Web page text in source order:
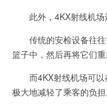
此外，4KX射线机场
传统的安检设备往往
篮子中，然后再将它们重
而4KX射线机场可以
极大地减轻了乘客的负担